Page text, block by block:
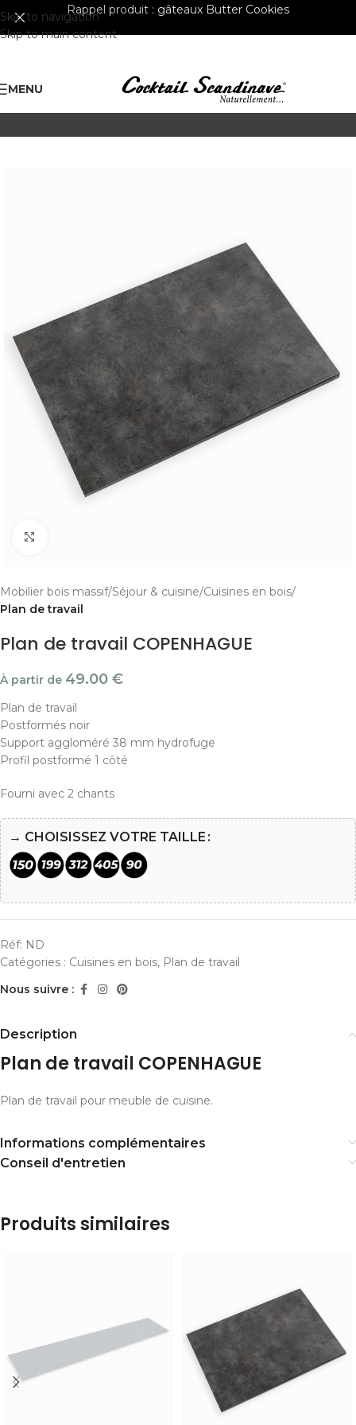
Skip to navigation
Skip to main content
Rappel produit : gâteaux Butter Cookies
MENU
Mobilier bois massif Séjour & cuisine Cuisines en bois
Plan de travail
Plan de travail COPENHAGUE
À partir de 49.00 €
Plan de travail
Postformés noir
Support aggloméré 38 mm hydrofuge
Profil postformé 1 côté
Fourni avec 2 chants
→ CHOISISSEZ VOTRE TAILLE
Réf: ND
Catégories : Cuisines en bois, Plan de travail
Nous suivre :
Description
Plan de travail COPENHAGUE
Plan de travail pour meuble de cuisine.
Informations complémentaires
Conseil d'entretien
Produits similaires